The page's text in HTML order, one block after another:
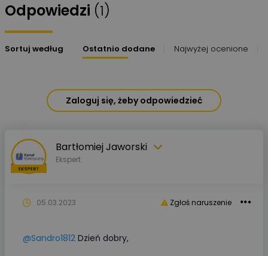
Odpowiedzi (1)
Sortuj według Ostatnio dodane Najwyżej ocenione
Zaloguj się, żeby odpowiedzieć
Bartłomiej Jaworski
Ekspert
Zgłoś naruszenie
05.03.2023
@Sandro1812 Dzień dobry,